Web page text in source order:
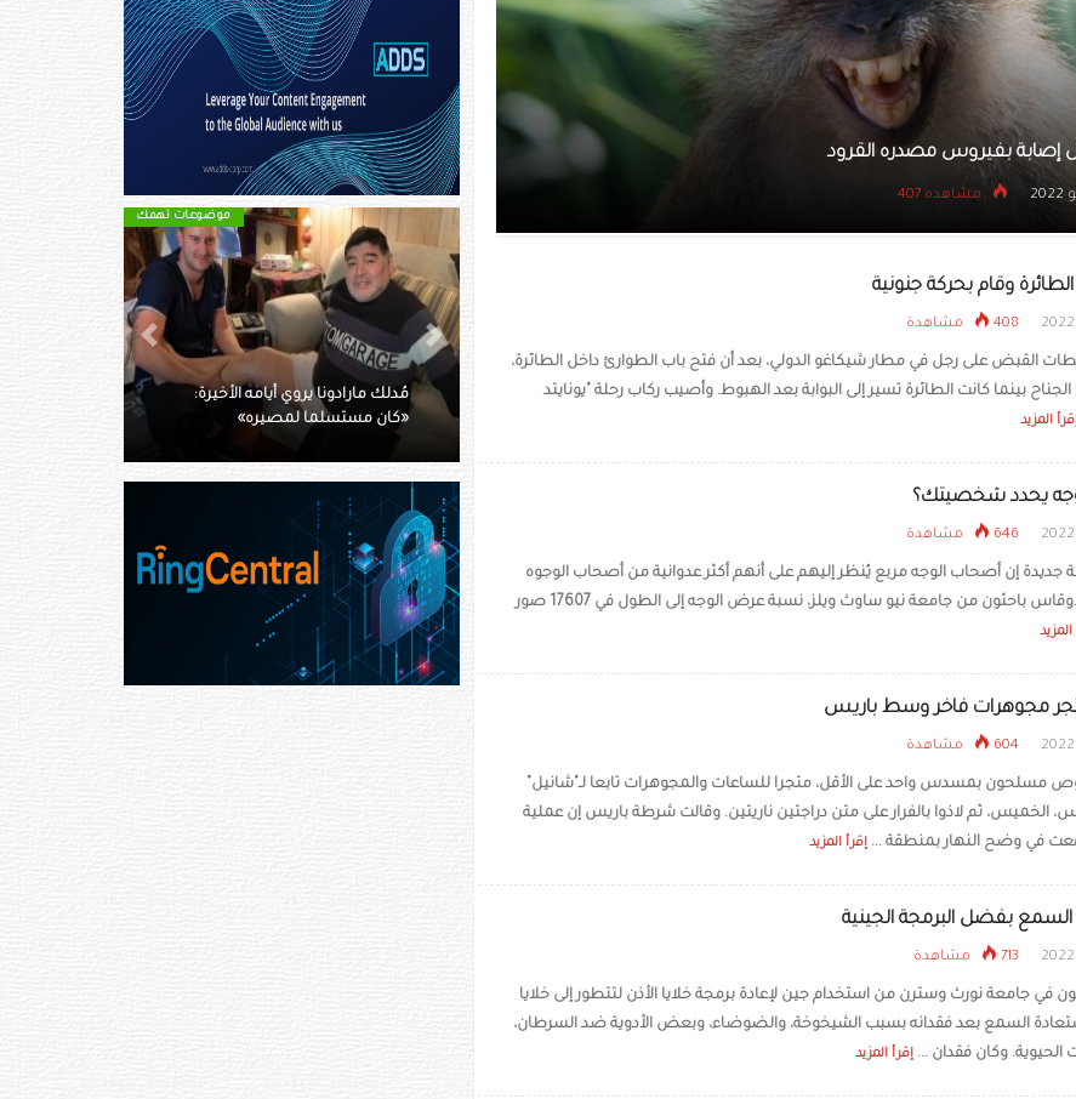
ماكرون الذهبية.. قصة عمرها 220 عاما
8 مايو 2022 مشاهده 399
وقام بحركة جنونية
408 مشاهدة
القبض على رجل في مطار شيكاغو الدولي، بعد أن فتح باب الطوارئ داخل الطائرة،
بينما كانت الطائرة تسير إلى البوابة بعد الهبوط. وأصيب ركاب رحلة "يونايتد
المزيد
يحدد شخصيتك؟
646 مشاهدة
جديدة إن أصحاب الوجه مربع يُنظر إليهم على أنهم أكثر عدوانية من أصحاب الوجوه
البيضاوية.وقاس باحثون من جامعة نيو ساوث ويلز، نسبة عرض الوجه إلى الطول في 17607 صور
المزيد
مجوهرات فاخر وسط باريس
604 مشاهدة
بمسدس واحد على الأقل، متجرا للساعات والمجوهرات تابعا لـ"شانيل"
الخميس، ثم لاذوا بالفرار على متن دراجتين ناريتين. وقالت شرطة باريس إن عملية
في وضح النهار بمنطقة ... إقرأ المزيد
بفضل البرمجة الجينية
713 مشاهدة
في جامعة نورث وسترن من استخدام جين لإعادة برمجة خلايا الأذن لتتطور إلى خلايا
السمع بعد فقدانه بسبب الشيخوخة، والضوضاء، وبعض الأدوية ضد السرطان،
الحيوية. وكان فقدان ... إقرأ المزيد
مُدلك مارادونا يروي أيامه الأخيرة:
موضوعات تهمك
إنقاذ متنزّه جواً بعد لدغة أفعى
جرسية
Previous
Next